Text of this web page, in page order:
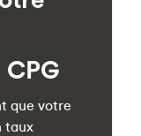
que votre
taux